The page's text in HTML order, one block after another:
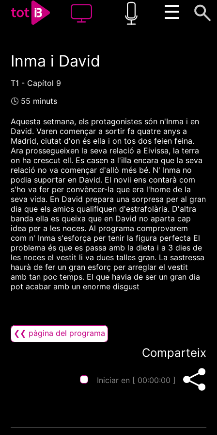
☰
00:00 00:00
Inma i David
T1 - Capítol 9
🕓 55 minuts
Aquesta setmana, els protagonistes són n'Inma i en
David. Varen començar a sortir fa quatre anys a
Madrid, ciutat d'on és ella i on tos dos feien feina.
Ara prossegueixen la seva relació a Eivissa, la terra
on ha crescut ell. Es casen a l'illa encara que la seva
relació no va començar d'allò més bé. N' Inma no
podia suportar en David. El novii ens contarà com
s'ho va fer per convèncer-la que era l'home de la
seva vida. En David prepara una sorpresa per al gran
dia que els amics qualifiquen d'estrafolària. D'altra
banda ella es queixa que en David no aparta cap
idea per a les noces. Al programa comprovarem
com n' Inma s'esforça per tenir la figura perfecta El
problema és que es passa amb la dieta i a 3 dies de
les noces el vestit li va dues talles gran. La sastressa
haurà de fer un gran esforç per arreglar el vestit
amb tan poc temps. El que havia de ser un gran dia
pot acabar amb un enorme disgust
❮❮ pàgina del programa
Comparteix
Iniciar en [ 00:00:00 ]